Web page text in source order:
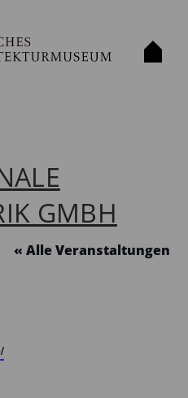
GMBH
« Alle Veranstaltungen